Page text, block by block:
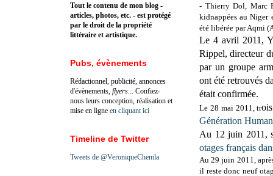
- Thierry Dol, Marc
kidnappées au Niger
été libérée par Aqmi
Le 4 avril 2011,
Rippel, directeur
par un groupe
ont été retrouvés
était confirmée.
Le 28 mai 2011, tr
Génération
Au 12 juin 2011,
otages français
Au 29 juin 2011,
il reste donc neuf
Tout le contenu de mon blog -
articles, photos, etc. - est protégé
par le droit de la propriété
littéraire et artistique.
Pubs, évènements
Rédactionnel, publicité, annonces
d'évènements, flyers ... Confiez-
nous leurs conception, réalisation et
mise en ligne en cliquant ici
Timeline de Twitter
Tweets de @VeroniqueChemla